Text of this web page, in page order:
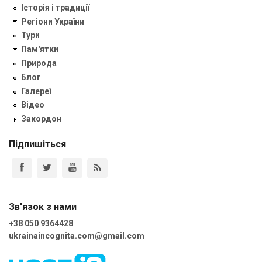
Історія і традиції
Регіони України
Тури
Пам'ятки
Природа
Блог
Галереї
Відео
Закордон
Підпишіться
Зв'язок з нами
+38 050 9364428
ukrainaincognita.com@gmail.com